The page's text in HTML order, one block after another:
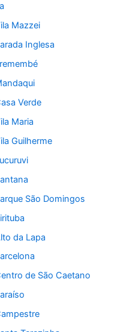
Mazzei
Inglesa
Verde
Maria
Guilherme
São Domingos
da Lapa
de São Caetano